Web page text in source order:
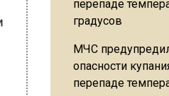
МЧС
опасности
перепаде